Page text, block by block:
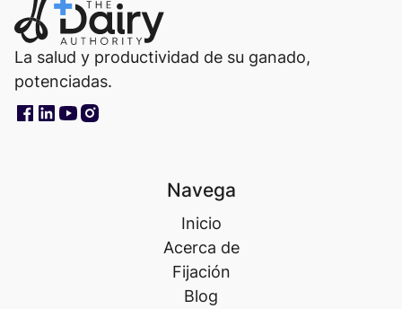
La salud y productividad de su ganado,
potenciadas.
Navega
Inicio
Acerca de
Fijación
Blog